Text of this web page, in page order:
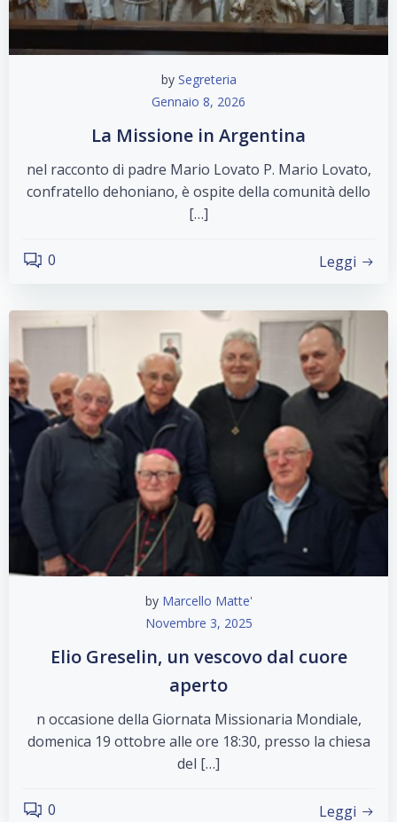
by Segreteria
Gennaio 8, 2026
La Missione in Argentina
nel racconto di padre Mario Lovato P. Mario Lovato,
confratello dehoniano, è ospite della comunità dello
[…]
0 Leggi
by Marcello Matte'
Novembre 3, 2025
Elio Greselin, un vescovo dal cuore
aperto
n occasione della Giornata Missionaria Mondiale,
domenica 19 ottobre alle ore 18:30, presso la chiesa
del […]
0 Leggi